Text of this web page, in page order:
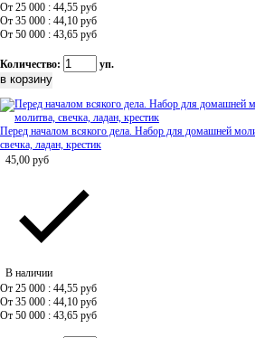
От 25 000 : 44,55 руб
От 35 000 : 44,10 руб
От 50 000 : 43,65 руб
Количество: уп.
Перед началом всякого дела. Набор для домашней
свечка, ладан, крестик
45,00 руб
В наличии
От 25 000 : 44,55 руб
От 35 000 : 44,10 руб
От 50 000 : 43,65 руб